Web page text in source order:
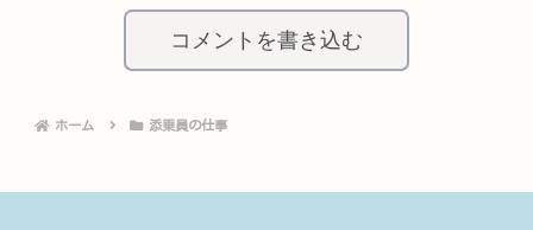
コメントを書き込む
ホーム 添乗員の仕事